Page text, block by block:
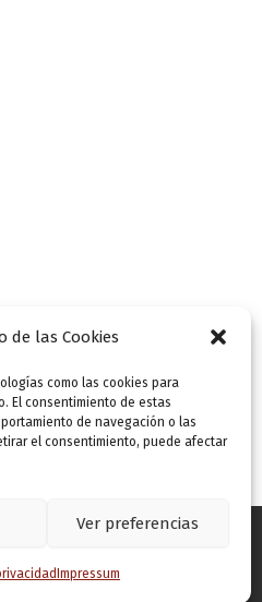
de las Cookies
como las cookies para
El consentimiento de estas
de navegación o las
el consentimiento, puede afectar
Ver preferencias
Impressum
de Cervantes”,